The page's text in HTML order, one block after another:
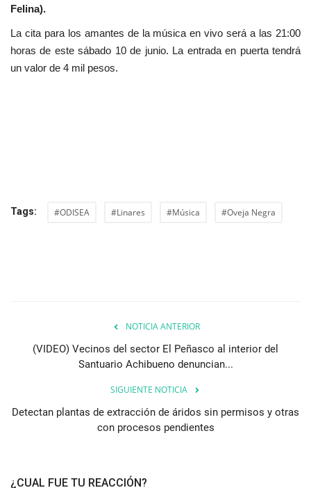
Felina).
La cita para los amantes de la música en vivo será a las 21:00
horas de este sábado 10 de junio. La entrada en puerta tendrá
un valor de 4 mil pesos.
Tags: #ODISEA #Linares #Música #Oveja Negra
NOTICIA ANTERIOR
(VIDEO) Vecinos del sector El Peñasco al interior del
Santuario Achibueno denuncian...
SIGUIENTE NOTICIA
Detectan plantas de extracción de áridos sin permisos y otras
con procesos pendientes
¿CUAL FUE TU REACCIÓN?